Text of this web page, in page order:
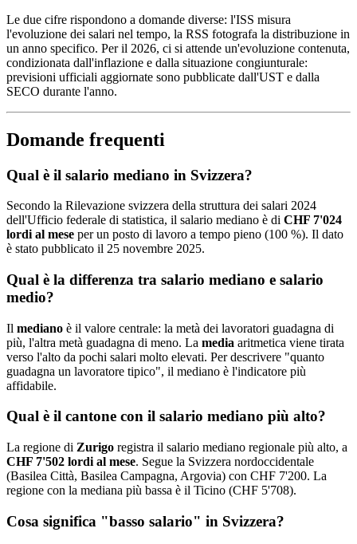
Le due cifre rispondono a domande diverse: l'ISS misura
l'evoluzione dei salari nel tempo, la RSS fotografa la distribuzione in
un anno specifico. Per il 2026, ci si attende un'evoluzione contenuta,
condizionata dall'inflazione e dalla situazione congiunturale:
previsioni ufficiali aggiornate sono pubblicate dall'UST e dalla
SECO durante l'anno.
Domande frequenti
Qual è il salario mediano in Svizzera?
Secondo la Rilevazione svizzera della struttura dei salari 2024
dell'Ufficio federale di statistica, il salario mediano è di CHF 7'024
lordi al mese per un posto di lavoro a tempo pieno (100 %). Il dato
è stato pubblicato il 25 novembre 2025.
Qual è la differenza tra salario mediano e salario
medio?
Il mediano è il valore centrale: la metà dei lavoratori guadagna di
più, l'altra metà guadagna di meno. La media aritmetica viene tirata
verso l'alto da pochi salari molto elevati. Per descrivere "quanto
guadagna un lavoratore tipico", il mediano è l'indicatore più
affidabile.
Qual è il cantone con il salario mediano più alto?
La regione di Zurigo registra il salario mediano regionale più alto, a
CHF 7'502 lordi al mese. Segue la Svizzera nordoccidentale
(Basilea Città, Basilea Campagna, Argovia) con CHF 7'200. La
regione con la mediana più bassa è il Ticino (CHF 5'708).
Cosa significa "basso salario" in Svizzera?